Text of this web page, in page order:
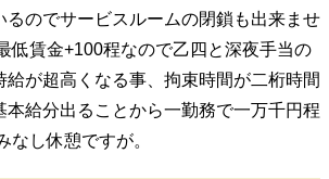
るのでサービスルームの閉鎖も出来ませ
低賃金+100程なので乙四と深夜手当の
給が超高くなる事、拘束時間が二桁時間
本給分出ることから一勤務で一万千円程
なし休憩ですが。